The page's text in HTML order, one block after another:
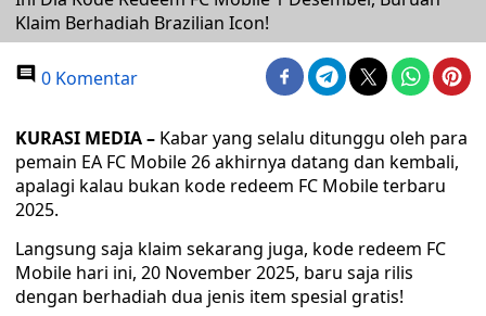
Klaim Berhadiah Brazilian Icon!
0 Komentar
KURASI MEDIA – Kabar yang selalu ditunggu oleh para
pemain EA FC Mobile 26 akhirnya datang dan kembali,
apalagi kalau bukan kode redeem FC Mobile terbaru
2025.
Langsung saja klaim sekarang juga, kode redeem FC
Mobile hari ini, 20 November 2025, baru saja rilis
dengan berhadiah dua jenis item spesial gratis!